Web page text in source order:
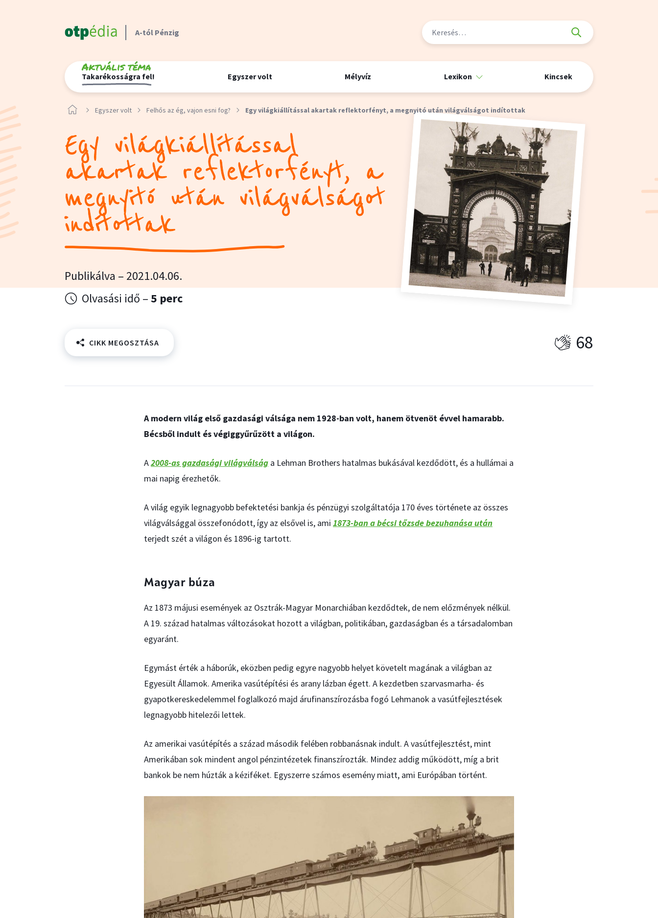
A-tól Pénzig
Takarékosságra fel!
Aktuális téma
Egyszer volt Mélyvíz Lexikon Kincsek
Egyszer volt Felhős az ég, vajon esni fog? Egy világkiállítással akartak reflektorfényt, a megnyitó után világválságot indítottak
Egy világkiállítással
akartak reflektorfényt, a
megnyitó után világválságot
indítottak
Publikálva – 2021.04.06.
Olvasási idő –5 perc
CIKK MEGOSZTÁSA 68
A modern világ első gazdasági válsága nem 1928-ban volt, hanem ötvenöt évvel hamarabb.
Bécsből indult és végiggyűrűzött a világon.
A2008-as gazdasági világválság a Lehman Brothers hatalmas bukásával kezdődött, és a hullámai a
mai napig érezhetők.
A világ egyik legnagyobb befektetési bankja és pénzügyi szolgáltatója 170 éves története az összes
világválsággal összefonódott, így az elsővel is, ami 1873-ban a bécsi tőzsde bezuhanása után
terjedt szét a világon és 1896-ig tartott.
Magyar búza
Az 1873 májusi események az Osztrák-Magyar Monarchiában kezdődtek, de nem előzmények nélkül.
A 19. század hatalmas változásokat hozott a világban, politikában, gazdaságban és a társadalomban
egyaránt.
Egymást érték a háborúk, eközben pedig egyre nagyobb helyet követelt magának a világban az
Egyesült Államok. Amerika vasútépítési és arany lázban égett. A kezdetben szarvasmarha- és
gyapotkereskedelemmel foglalkozó majd árufinanszírozásba fogó Lehmanok a vasútfejlesztések
legnagyobb hitelezői lettek.
Az amerikai vasútépítés a század második felében robbanásnak indult. A vasútfejlesztést, mint
Amerikában sok mindent angol pénzintézetek finanszírozták. Mindez addig működött, míg a brit
bankok be nem húzták a kéziféket. Egyszerre számos esemény miatt, ami Európában történt.